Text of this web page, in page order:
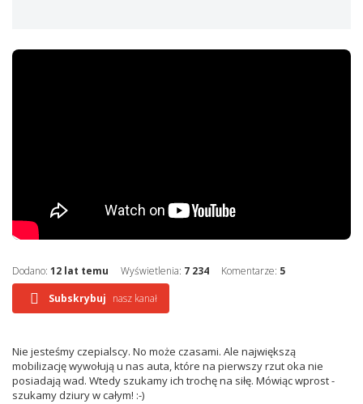
Dodano: 12 lat temu Wyświetlenia: 7 234 Komentarze: 5
Subskrybuj nasz kanał
Nie jesteśmy czepialscy. No może czasami. Ale największą
mobilizację wywołują u nas auta, które na pierwszy rzut oka nie
posiadają wad. Wtedy szukamy ich trochę na siłę. Mówiąc wprost -
szukamy dziury w całym! :-)